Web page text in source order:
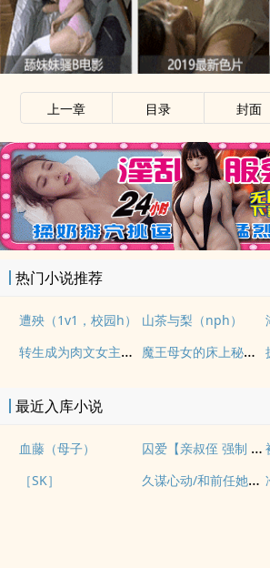
上一章 目录 封面
热门小说推荐
遭殃（1v1，校园h） 山茶与梨（nph）
转生成为肉文女主的女儿后（星际nph） 魔王母女的床上秘情（gl乱伦）
最近入库小说
血藤（母子） 囚爱【亲叔侄 强制 1v1 H】
［SK］ 久谋心动/和前任她小姨先婚后爱